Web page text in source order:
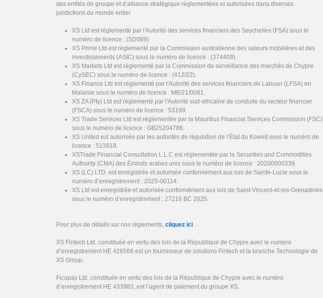
des entités de groupe et d’alliance stratégique réglementées et autorisées dans diverses
juridictions du monde entier.
XS Ltd est réglementé par l'Autorité des services financiers des Seychelles (FSA) sous le
numéro de licence : (SD089)
XS Prime Ltd est réglementé par la Commission australienne des valeurs mobilières et des
investissements (ASIC) sous le numéro de licence : (374409).
XS Markets Ltd est réglementé par la Commission de surveillance des marchés de Chypre
(CySEC) sous le numéro de licence : (412/22).
XS Finance Ltd est réglementé par l'Autorité des services financiers de Labuan (LFSA) en
Malaisie sous le numéro de licence : MB/21/0081.
XS ZA (Pty) Ltd est réglementé par l'Autorité sud-africaine de conduite du secteur financier
(FSCA) sous le numéro de licence : 53199.
XS Trade Services Ltd est réglementée par la Mauritius Financial Services Commission (FSC)
sous le numéro de licence : GB25204786.
XS United est autorisée par les autorités de régulation de l’État du Koweït sous le numéro de
licence : 513918.
XSTrade Financial Consultation L.L.C est réglementée par la Securities and Commodities
Authority (CMA) des Émirats arabes unis sous le numéro de licence : 20200000339.
XS (LC) LTD. est enregistrée et autorisée conformément aux lois de Sainte-Lucie sous le
numéro d’enregistrement : 2025-00114.
XS Ltd est enregistrée et autorisée conformément aux lois de Saint-Vincent-et-les-Grenadines
sous le numéro d’enregistrement : 27216 BC 2025.
Pour plus de détails sur nos règlements, cliquez ici .
XS Fintech Ltd, constituée en vertu des lois de la République de Chypre avec le numéro
d’enregistrement HE 426566 est un fournisseur de solutions Fintech et la branche Technologie de
XS Group.
Ficupay Ltd, constituée en vertu des lois de la République de Chypre avec le numéro
d’enregistrement HE 433983, est l’agent de paiement du groupe XS..